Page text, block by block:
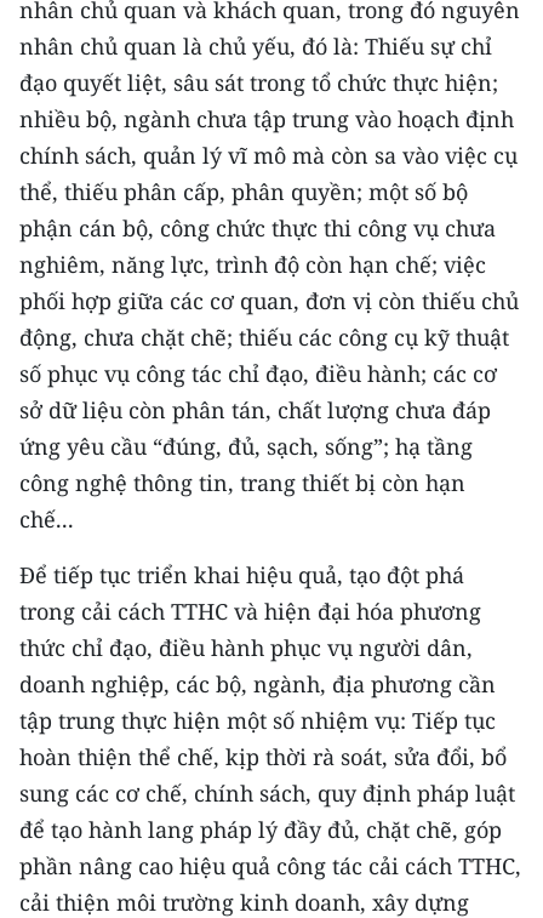
nhân chủ quan và khách quan, trong đó nguyên
nhân chủ quan là chủ yếu, đó là: Thiếu sự chỉ
đạo quyết liệt, sâu sát trong tổ chức thực hiện;
nhiều bộ, ngành chưa tập trung vào hoạch định
chính sách, quản lý vĩ mô mà còn sa vào việc cụ
thể, thiếu phân cấp, phân quyền; một số bộ
phận cán bộ, công chức thực thi công vụ chưa
nghiêm, năng lực, trình độ còn hạn chế; việc
phối hợp giữa các cơ quan, đơn vị còn thiếu chủ
động, chưa chặt chẽ; thiếu các công cụ kỹ thuật
số phục vụ công tác chỉ đạo, điều hành; các cơ
sở dữ liệu còn phân tán, chất lượng chưa đáp
ứng yêu cầu “đúng, đủ, sạch, sống”; hạ tầng
công nghệ thông tin, trang thiết bị còn hạn
chế...
Để tiếp tục triển khai hiệu quả, tạo đột phá
trong cải cách TTHC và hiện đại hóa phương
thức chỉ đạo, điều hành phục vụ người dân,
doanh nghiệp, các bộ, ngành, địa phương cần
tập trung thực hiện một số nhiệm vụ: Tiếp tục
hoàn thiện thể chế, kịp thời rà soát, sửa đổi, bổ
sung các cơ chế, chính sách, quy định pháp luật
để tạo hành lang pháp lý đầy đủ, chặt chẽ, góp
phần nâng cao hiệu quả công tác cải cách TTHC,
cải thiện môi trường kinh doanh, xây dựng